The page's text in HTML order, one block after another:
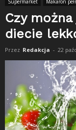
Supermarket Makaron
Czy
diecie
Przez Redakcja - 22